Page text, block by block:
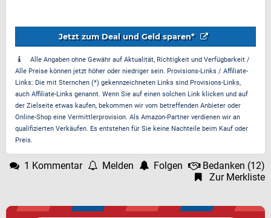
Jetzt zum Deal und Geld sparen*
Alle Angaben ohne Gewähr auf Aktualität, Richtigkeit und Verfügbarkeit /
Alle Preise können jetzt höher oder niedriger sein. Provisions-Links / Affiliate-
Links: Die mit Sternchen (*) gekennzeichneten Links sind Provisions-Links,
auch Affiliate-Links genannt. Wenn Sie auf einen solchen Link klicken und auf
der Zielseite etwas kaufen, bekommen wir vom betreffenden Anbieter oder
Online-Shop eine Vermittlerprovision. Als Amazon-Partner verdienen wir an
qualifizierten Verkäufen. Es entstehen für Sie keine Nachteile beim Kauf oder
Preis.
1 Kommentar Melden Folgen Bedanken (12)
Zur Merkliste